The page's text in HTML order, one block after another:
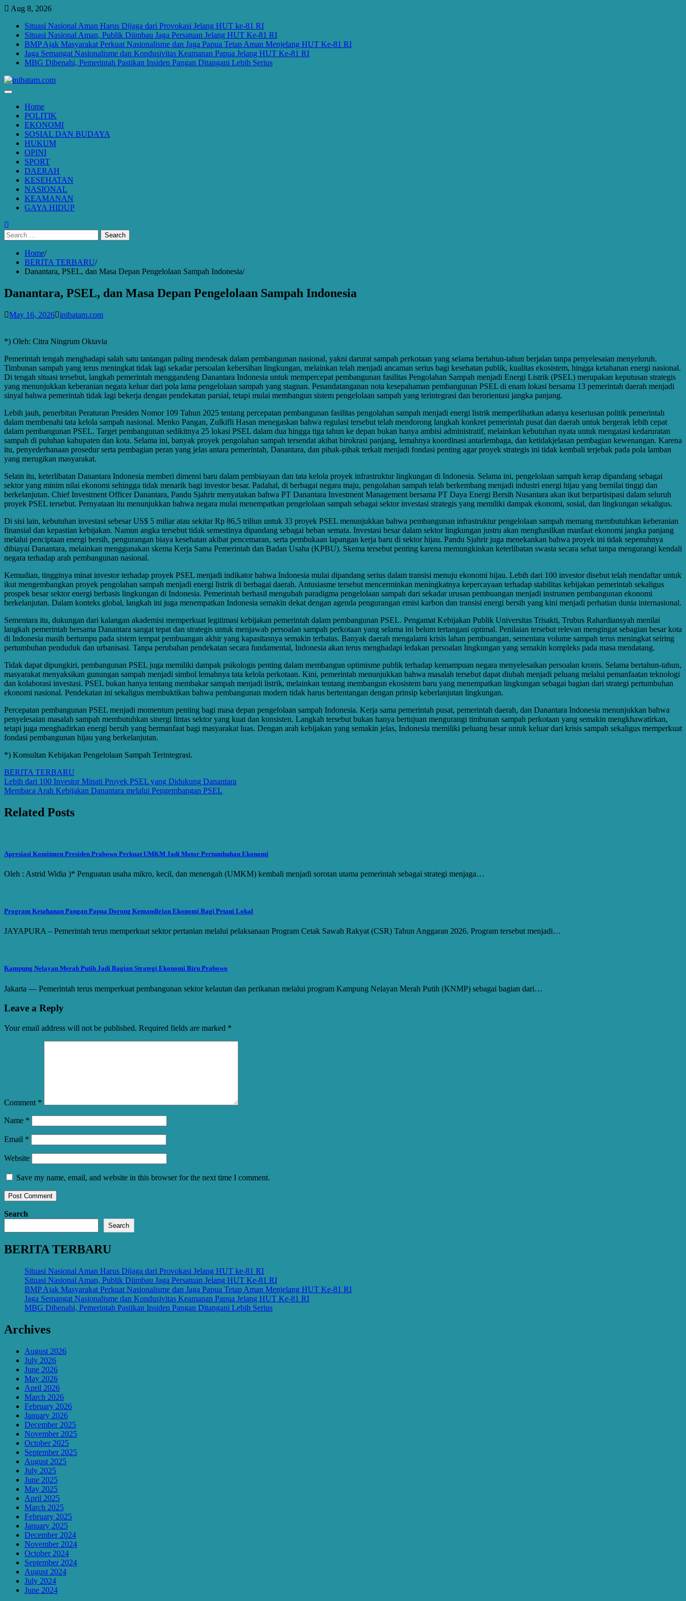
Skip
content
Aug 8, 2026
Situasi Nasional Aman Harus Dijaga dari Provokasi Jelang HUT ke-81 RI
Situasi Nasional Aman, Publik Diimbau Jaga Persatuan Jelang HUT Ke-81 RI
BMP Ajak Masyarakat Perkuat Nasionalisme dan Jaga Papua Tetap Aman Menjelang HUT Ke-81 RI
Jaga Semangat Nasionalisme dan Kondusivitas Keamanan Papua Jelang HUT Ke-81 RI
MBG Dibenahi, Pemerintah Pastikan Insiden Pangan Ditangani Lebih Serius
Home
POLITIK
EKONOMI
SOSIAL DAN BUDAYA
HUKUM
OPINI
SPORT
DAERAH
KESEHATAN
NASIONAL
KEAMANAN
GAYA HIDUP
Search
for:
Home
BERITA TERBARU
Danantara, PSEL, dan Masa Depan Pengelolaan Sampah Indonesia
Danantara, PSEL, dan Masa Depan Pengelolaan Sampah Indonesia
May 16, 2026 inibatam.com
*) Oleh: Citra Ningrum Oktavia
Pemerintah tengah menghadapi salah satu tantangan paling mendesak dalam pembangunan nasional, yakni darurat sampah perkotaan yang selama bertahun-tahun berjalan tanpa penyelesaian menyeluruh.
Timbunan sampah yang terus meningkat tidak lagi sekadar persoalan kebersihan lingkungan, melainkan telah menjadi ancaman serius bagi kesehatan publik, kualitas ekosistem, hingga ketahanan energi nasional.
Di tengah situasi tersebut, langkah pemerintah menggandeng Danantara Indonesia untuk mempercepat pembangunan fasilitas Pengolahan Sampah menjadi Energi Listrik (PSEL) merupakan keputusan strategis
yang menunjukkan keberanian negara keluar dari pola lama pengelolaan sampah yang stagnan. Penandatanganan nota kesepahaman pembangunan PSEL di enam lokasi bersama 13 pemerintah daerah menjadi
sinyal bahwa pemerintah tidak lagi bekerja dengan pendekatan parsial, tetapi mulai membangun sistem pengelolaan sampah yang terintegrasi dan berorientasi jangka panjang.
Lebih jauh, penerbitan Peraturan Presiden Nomor 109 Tahun 2025 tentang percepatan pembangunan fasilitas pengolahan sampah menjadi energi listrik memperlihatkan adanya keseriusan politik pemerintah
dalam membenahi tata kelola sampah nasional. Menko Pangan, Zulkifli Hasan menegaskan bahwa regulasi tersebut telah mendorong langkah konkret pemerintah pusat dan daerah untuk bergerak lebih cepat
dalam pembangunan PSEL. Target pembangunan sedikitnya 25 lokasi PSEL dalam dua hingga tiga tahun ke depan bukan hanya ambisi administratif, melainkan kebutuhan nyata untuk mengatasi kedaruratan
sampah di puluhan kabupaten dan kota. Selama ini, banyak proyek pengolahan sampah tersendat akibat birokrasi panjang, lemahnya koordinasi antarlembaga, dan ketidakjelasan pembagian kewenangan. Karena
itu, penyederhanaan prosedur serta pembagian peran yang jelas antara pemerintah, Danantara, dan pihak-pihak terkait menjadi fondasi penting agar proyek strategis ini tidak kembali terjebak pada pola lamban
yang merugikan masyarakat.
Selain itu, keterlibatan Danantara Indonesia memberi dimensi baru dalam pembiayaan dan tata kelola proyek infrastruktur lingkungan di Indonesia. Selama ini, pengelolaan sampah kerap dipandang sebagai
sektor yang minim nilai ekonomi sehingga tidak menarik bagi investor besar. Padahal, di berbagai negara maju, pengolahan sampah telah berkembang menjadi industri energi hijau yang bernilai tinggi dan
berkelanjutan. Chief Investment Officer Danantara, Pandu Sjahrir menyatakan bahwa PT Danantara Investment Management bersama PT Daya Energi Bersih Nusantara akan ikut berpartisipasi dalam seluruh
proyek PSEL tersebut. Pernyataan itu menunjukkan bahwa negara mulai menempatkan pengelolaan sampah sebagai sektor investasi strategis yang memiliki dampak ekonomi, sosial, dan lingkungan sekaligus.
Di sisi lain, kebutuhan investasi sebesar US$ 5 miliar atau sekitar Rp 86,5 triliun untuk 33 proyek PSEL menunjukkan bahwa pembangunan infrastruktur pengelolaan sampah memang membutuhkan keberanian
finansial dan kepastian kebijakan. Namun angka tersebut tidak semestinya dipandang sebagai beban semata. Investasi besar dalam sektor lingkungan justru akan menghasilkan manfaat ekonomi jangka panjang
melalui penciptaan energi bersih, pengurangan biaya kesehatan akibat pencemaran, serta pembukaan lapangan kerja baru di sektor hijau. Pandu Sjahrir juga menekankan bahwa proyek ini tidak sepenuhnya
dibiayai Danantara, melainkan menggunakan skema Kerja Sama Pemerintah dan Badan Usaha (KPBU). Skema tersebut penting karena memungkinkan keterlibatan swasta secara sehat tanpa mengurangi kendali
negara terhadap arah pembangunan nasional.
Kemudian, tingginya minat investor terhadap proyek PSEL menjadi indikator bahwa Indonesia mulai dipandang serius dalam transisi menuju ekonomi hijau. Lebih dari 100 investor disebut telah mendaftar untuk
ikut mengembangkan proyek pengolahan sampah menjadi energi listrik di berbagai daerah. Antusiasme tersebut mencerminkan meningkatnya kepercayaan terhadap stabilitas kebijakan pemerintah sekaligus
prospek besar sektor energi berbasis lingkungan di Indonesia. Pemerintah berhasil mengubah paradigma pengelolaan sampah dari sekadar urusan pembuangan menjadi instrumen pembangunan ekonomi
berkelanjutan. Dalam konteks global, langkah ini juga menempatkan Indonesia semakin dekat dengan agenda pengurangan emisi karbon dan transisi energi bersih yang kini menjadi perhatian dunia internasional.
Sementara itu, dukungan dari kalangan akademisi memperkuat legitimasi kebijakan pemerintah dalam pembangunan PSEL. Pengamat Kebijakan Publik Universitas Trisakti, Trubus Rahardiansyah menilai
langkah pemerintah bersama Danantara sangat tepat dan strategis untuk menjawab persoalan sampah perkotaan yang selama ini belum tertangani optimal. Penilaian tersebut relevan mengingat sebagian besar kota
di Indonesia masih bertumpu pada sistem tempat pembuangan akhir yang kapasitasnya semakin terbatas. Banyak daerah mengalami krisis lahan pembuangan, sementara volume sampah terus meningkat seiring
pertumbuhan penduduk dan urbanisasi. Tanpa perubahan pendekatan secara fundamental, Indonesia akan terus menghadapi ledakan persoalan lingkungan yang semakin kompleks pada masa mendatang.
Tidak dapat dipungkiri, pembangunan PSEL juga memiliki dampak psikologis penting dalam membangun optimisme publik terhadap kemampuan negara menyelesaikan persoalan kronis. Selama bertahun-tahun,
masyarakat menyaksikan gunungan sampah menjadi simbol lemahnya tata kelola perkotaan. Kini, pemerintah menunjukkan bahwa masalah tersebut dapat diubah menjadi peluang melalui pemanfaatan teknologi
dan kolaborasi investasi. PSEL bukan hanya tentang membakar sampah menjadi listrik, melainkan tentang membangun ekosistem baru yang menempatkan lingkungan sebagai bagian dari strategi pertumbuhan
ekonomi nasional. Pendekatan ini sekaligus membuktikan bahwa pembangunan modern tidak harus bertentangan dengan prinsip keberlanjutan lingkungan.
Percepatan pembangunan PSEL menjadi momentum penting bagi masa depan pengelolaan sampah Indonesia. Kerja sama pemerintah pusat, pemerintah daerah, dan Danantara Indonesia menunjukkan bahwa
penyelesaian masalah sampah membutuhkan sinergi lintas sektor yang kuat dan konsisten. Langkah tersebut bukan hanya bertujuan mengurangi timbunan sampah perkotaan yang semakin mengkhawatirkan,
tetapi juga menghadirkan energi bersih yang bermanfaat bagi masyarakat luas. Dengan arah kebijakan yang semakin jelas, Indonesia memiliki peluang besar untuk keluar dari krisis sampah sekaligus memperkuat
fondasi pembangunan hijau yang berkelanjutan.
*) Konsultan Kebijakan Pengelolaan Sampah Terintegrasi.
BERITA TERBARU
Post
navigation
Lebih dari 100 Investor Minati Proyek PSEL yang Didukung Danantara
Membaca Arah Kebijakan Danantara melalui Pengembangan PSEL
Related Posts
Apresiasi Komitmen Presiden Prabowo Perkuat UMKM Jadi Motor Pertumbuhan Ekonomi
Oleh : Astrid Widia )* Penguatan usaha mikro, kecil, dan menengah (UMKM) kembali menjadi sorotan utama pemerintah sebagai strategi menjaga…
Program Ketahanan Pangan Papua Dorong Kemandirian Ekonomi Bagi Petani Lokal
JAYAPURA – Pemerintah terus memperkuat sektor pertanian melalui pelaksanaan Program Cetak Sawah Rakyat (CSR) Tahun Anggaran 2026. Program tersebut menjadi…
Kampung Nelayan Merah Putih Jadi Bagian Strategi Ekonomi Biru Prabowo
Jakarta — Pemerintah terus memperkuat pembangunan sektor kelautan dan perikanan melalui program Kampung Nelayan Merah Putih (KNMP) sebagai bagian dari…
Leave a Reply
Your email address will not be published. Required fields are marked *
Comment *
Name *
Email *
Website
Save my name, email, and website in this browser for the next time I comment.
Search
Search
BERITA TERBARU
Situasi Nasional Aman Harus Dijaga dari Provokasi Jelang HUT ke-81 RI
Situasi Nasional Aman, Publik Diimbau Jaga Persatuan Jelang HUT Ke-81 RI
BMP Ajak Masyarakat Perkuat Nasionalisme dan Jaga Papua Tetap Aman Menjelang HUT Ke-81 RI
Jaga Semangat Nasionalisme dan Kondusivitas Keamanan Papua Jelang HUT Ke-81 RI
MBG Dibenahi, Pemerintah Pastikan Insiden Pangan Ditangani Lebih Serius
Archives
August 2026
July 2026
June 2026
May 2026
April 2026
March 2026
February 2026
January 2026
December 2025
November 2025
October 2025
September 2025
August 2025
July 2025
June 2025
May 2025
April 2025
March 2025
February 2025
January 2025
December 2024
November 2024
October 2024
September 2024
August 2024
July 2024
June 2024